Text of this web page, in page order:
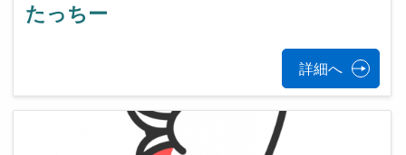
たっちー
詳細へ